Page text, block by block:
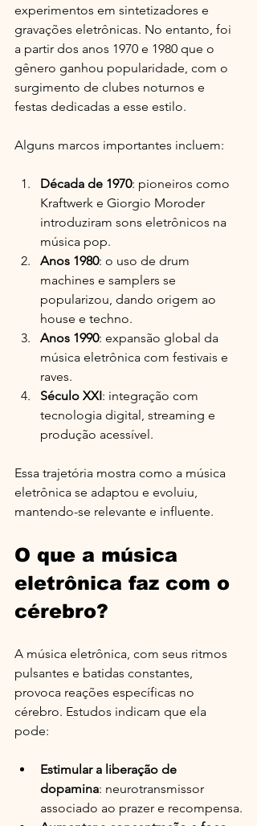
experimentos em sintetizadores e
gravações eletrônicas. No entanto, foi
a partir dos anos 1970 e 1980 que o
gênero ganhou popularidade, com o
surgimento de clubes noturnos e
festas dedicadas a esse estilo.
Alguns marcos importantes incluem:
Década de 1970: pioneiros como
Kraftwerk e Giorgio Moroder
introduziram sons eletrônicos na
música pop.
Anos 1980: o uso de drum
machines e samplers se
popularizou, dando origem ao
house e techno.
Anos 1990: expansão global da
música eletrônica com festivais e
raves.
Século XXI: integração com
tecnologia digital, streaming e
produção acessível.
Essa trajetória mostra como a música
eletrônica se adaptou e evoluiu,
mantendo-se relevante e influente.
O que a música
eletrônica faz com o
cérebro?
A música eletrônica, com seus ritmos
pulsantes e batidas constantes,
provoca reações específicas no
cérebro. Estudos indicam que ela
pode:
Estimular a liberação de
dopamina: neurotransmissor
associado ao prazer e recompensa.